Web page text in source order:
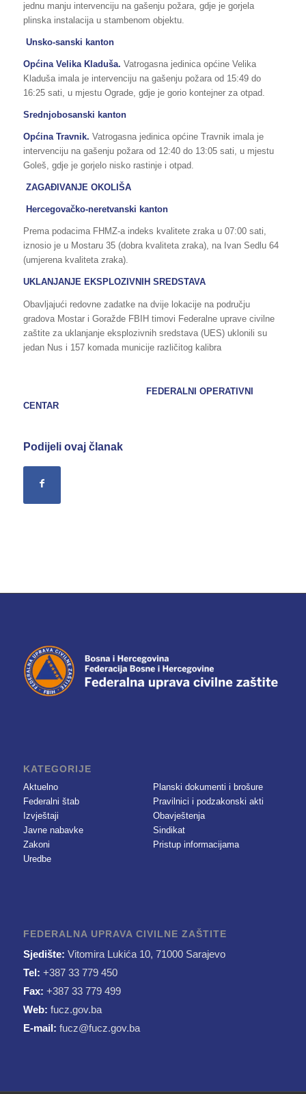
jednu manju intervenciju na gašenju požara, gdje je gorjela
plinska instalacija u stambenom objektu.
Unsko-sanski kanton
Općina Velika Kladuša. Vatrogasna jedinica općine Velika
Kladuša imala je intervenciju na gašenju požara od 15:49 do
16:25 sati, u mjestu Ograde, gdje je gorio kontejner za otpad.
Srednjobosanski kanton
Općina Travnik. Vatrogasna jedinica općine Travnik imala je
intervenciju na gašenju požara od 12:40 do 13:05 sati, u mjestu
Goleš, gdje je gorjelo nisko rastinje i otpad.
ZAGAĐIVANJE OKOLIŠA
Hercegovačko-neretvanski kanton
Prema podacima FHMZ-a indeks kvalitete zraka u 07:00 sati,
iznosio je u Mostaru 35 (dobra kvaliteta zraka), na Ivan Sedlu 64
(umjerena kvaliteta zraka).
UKLANJANJE EKSPLOZIVNIH SREDSTAVA
Obavljajući redovne zadatke na dvije lokacije na području
gradova Mostar i Goražde FBIH timovi Federalne uprave civilne
zaštite za uklanjanje eksplozivnih sredstava (UES) uklonili su
jedan Nus i 157 komada municije različitog kalibra
FEDERALNI OPERATIVNI
CENTAR
Podijeli ovaj članak
KATEGORIJE
Aktuelno
Federalni štab
Izvještaji
Javne nabavke
Zakoni
Uredbe
Planski dokumenti i brošure
Pravilnici i podzakonski akti
Obavještenja
Sindikat
Pristup informacijama
FEDERALNA UPRAVA CIVILNE ZAŠTITE
Sjedište: Vitomira Lukića 10, 71000 Sarajevo
Tel: +387 33 779 450
Fax: +387 33 779 499
Web: fucz.gov.ba
E-mail: fucz@fucz.gov.ba